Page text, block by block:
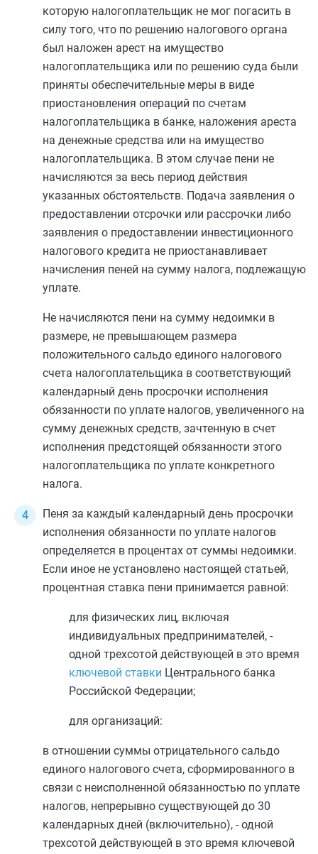
которую налогоплательщик не мог погасить в
силу того, что по решению налогового органа
был наложен арест на имущество
налогоплательщика или по решению суда были
приняты обеспечительные меры в виде
приостановления операций по счетам
налогоплательщика в банке, наложения ареста
на денежные средства или на имущество
налогоплательщика. В этом случае пени не
начисляются за весь период действия
указанных обстоятельств. Подача заявления о
предоставлении отсрочки или рассрочки либо
заявления о предоставлении инвестиционного
налогового кредита не приостанавливает
начисления пеней на сумму налога, подлежащую
уплате.
Не начисляются пени на сумму недоимки в
размере, не превышающем размера
положительного сальдо единого налогового
счета налогоплательщика в соответствующий
календарный день просрочки исполнения
обязанности по уплате налогов, увеличенного на
сумму денежных средств, зачтенную в счет
исполнения предстоящей обязанности этого
налогоплательщика по уплате конкретного
налога.
Пеня за каждый календарный день просрочки
исполнения обязанности по уплате налогов
определяется в процентах от суммы недоимки.
Если иное не установлено настоящей статьей,
процентная ставка пени принимается равной:
для физических лиц, включая
индивидуальных предпринимателей, -
одной трехсотой действующей в это время
ключевой ставки Центрального банка
Российской Федерации;
для организаций:
в отношении суммы отрицательного сальдо
единого налогового счета, сформированного в
связи с неисполненной обязанностью по уплате
налогов, непрерывно существующей до 30
календарных дней (включительно), - одной
трехсотой действующей в это время ключевой